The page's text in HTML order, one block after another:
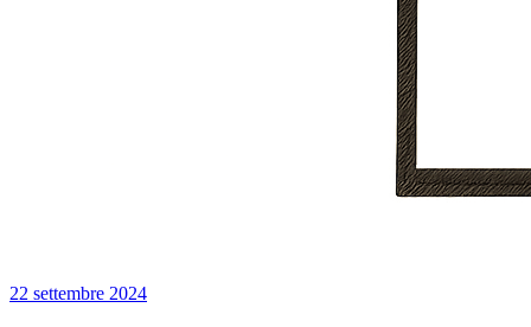
22 settembre 2024